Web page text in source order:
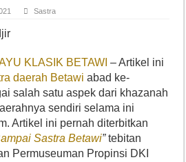
Sastra
KLASIK BETAWI – Artikel ini
daerah Betawi abad ke-
salah satu aspek dari khazanah
sendiri selama ini
Artikel ini pernah diterbitkan
Sastra Betawi”tebitan
Permuseuman Propinsi DKI